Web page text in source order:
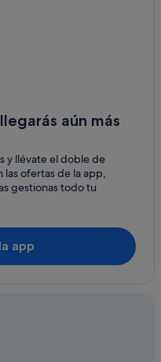
Lugo
aún más
y llévate el doble de
las ofertas de la app,
gestionas todo tu
app